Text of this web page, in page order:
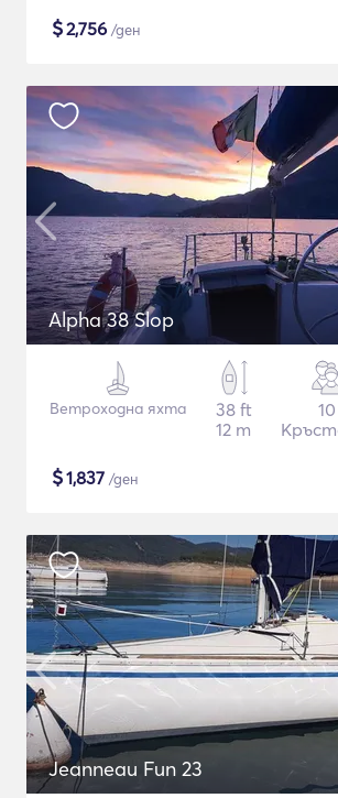
$2,756 /ден
Alpha 38 Slop
Ветроходна яхта
38 ft
12 m
10
$1,837 /ден
Jeanneau Fun 23